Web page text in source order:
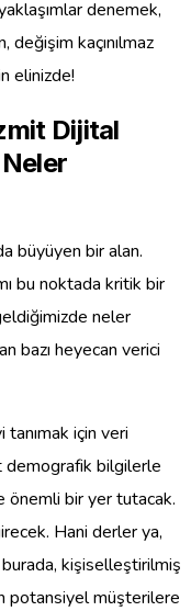
denemek,
değişim kaçınılmaz
elinizde!
Dijital
Neler
büyüyen bir alan.
bu noktada kritik bir
neler
bazı heyecan verici
için veri
demografik bilgilerle
önemli bir yer tutacak.
Hani derler ya,
kişiselleştirilmiş
potansiyel müşterilere